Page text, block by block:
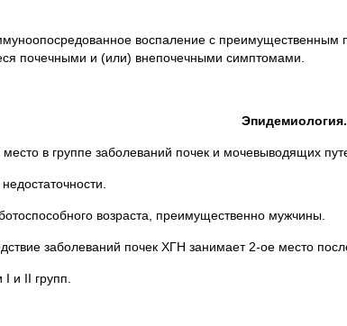
воспаление с преимущественным
почечными и (или) внепочечными симптомами.
Эпидемиология.
в группе заболеваний почек и мочевыводящих
возраста, преимущественно мужчины.
заболеваний почек ХГН занимает 2-ое место
и II групп.